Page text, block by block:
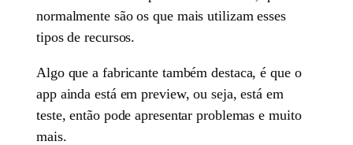
normalmente são os que mais utilizam esses
tipos de recursos.
Algo que a fabricante também destaca, é que o
app ainda está em preview, ou seja, está em
teste, então pode apresentar problemas e muito
mais.